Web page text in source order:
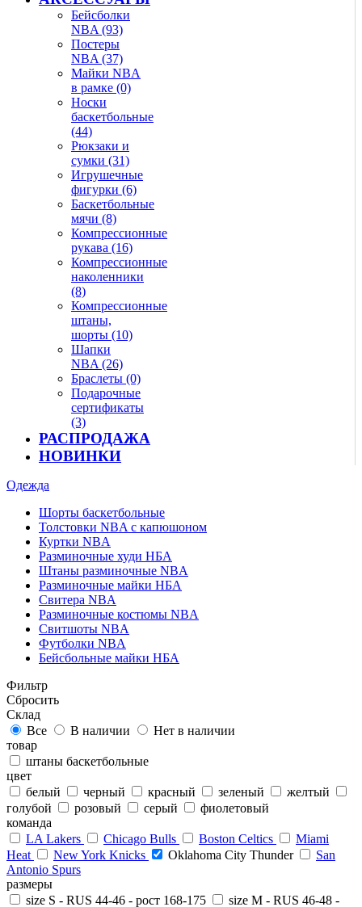
Бейсболки
NBA (93)
Постеры
NBA (37)
Майки NBA
в рамке (0)
Носки
баскетбольные
(44)
Рюкзаки и
сумки (31)
Игрушечные
фигурки (6)
Баскетбольные
мячи (8)
Компрессионные
рукава (16)
Компрессионные
наколенники
(8)
Компрессионные
штаны,
шорты (10)
Шапки
NBA (26)
Браслеты (0)
Подарочные
сертификаты
(3)
РАСПРОДАЖА
НОВИНКИ
Одежда
Шорты баскетбольные
Толстовки NBA с капюшоном
Куртки NBA
Разминочные худи НБА
Штаны разминочные NBA
Разминочные майки НБА
Свитера NBA
Разминочные костюмы NBA
Свитшоты NBA
Футболки NBA
Бейсбольные майки НБА
Фильтр
Сбросить
Склад
Все
В наличии
Нет в наличии
товар
штаны баскетбольные
цвет
белый
черный красный зеленый
желтый
голубой
розовый серый
фиолетовый
команда
LA Lakers
Chicago Bulls Boston Celtics
Miami
Heat
New York Knicks Oklahoma City Thunder
San
Antonio Spurs
размеры
size S - RUS 44-46 - рост 168-175
size M - RUS 46-48 -